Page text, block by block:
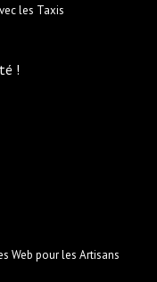
les Taxis
!
Web pour les Artisans